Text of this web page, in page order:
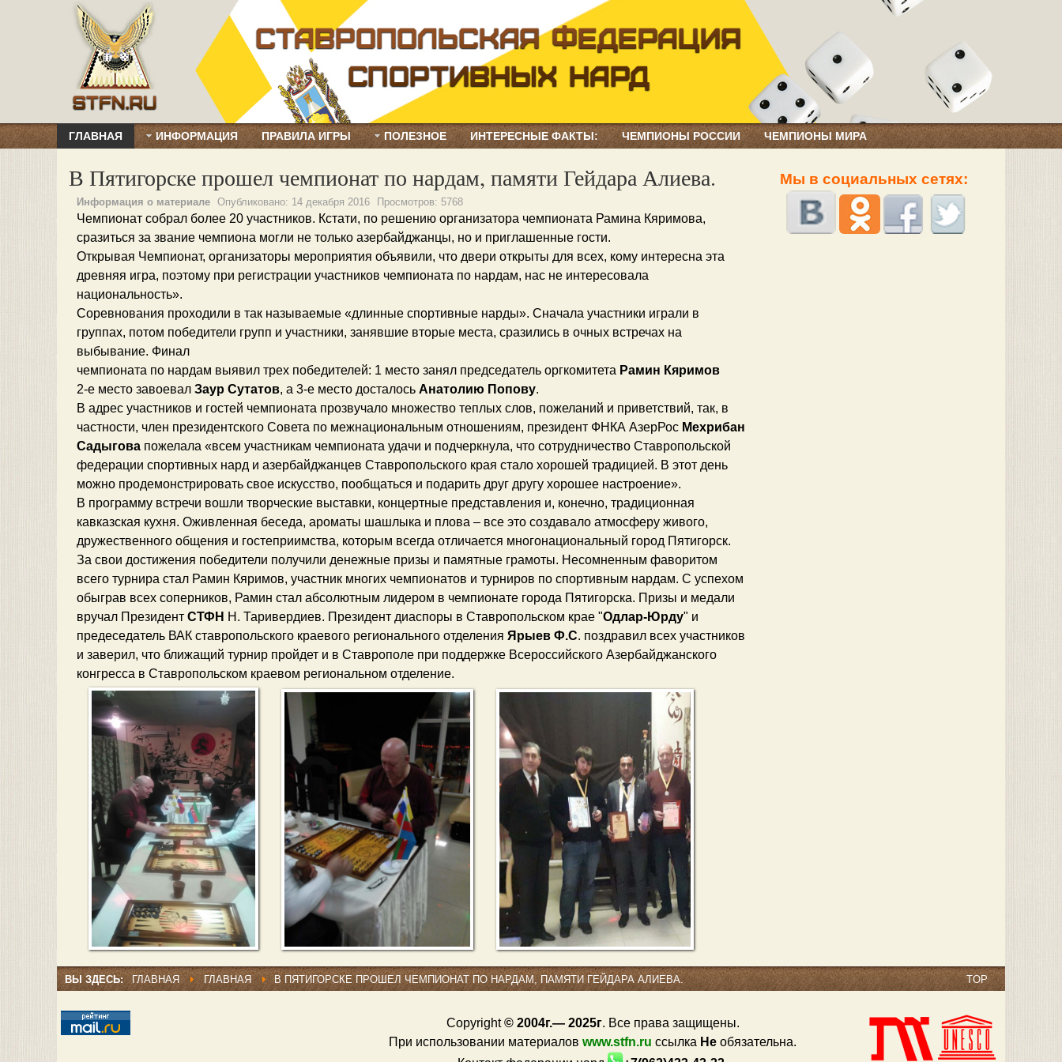
ГЛАВНАЯ ИНФОРМАЦИЯ ПРАВИЛА ИГРЫ ПОЛЕЗНОЕ ИНТЕРЕСНЫЕ ФАКТЫ: ЧЕМПИОНЫ РОССИИ ЧЕМПИОНЫ МИРА
В Пятигорске прошел чемпионат по нардам, памяти Гейдара Алиева.
Информация о материале Опубликовано: 14 декабря 2016 Просмотров: 5768
Чемпионат собрал более 20 участников. Кстати, по решению организатора чемпионата Рамина Кяримова,
сразиться за звание чемпиона могли не только азербайджанцы, но и приглашенные гости.
Открывая Чемпионат, организаторы мероприятия объявили, что двери открыты для всех, кому интересна эта
древняя игра, поэтому при регистрации участников чемпионата по нардам, нас не интересовала
национальность».
Соревнования проходили в так называемые «длинные спортивные нарды». Сначала участники играли в
группах, потом победители групп и участники, занявшие вторые места, сразились в очных встречах на
выбывание. Финал
чемпионата по нардам выявил трех победителей: 1 место занял председатель оргкомитета Рамин Кяримов
2-е место завоевал Заур Сутатов, а 3-е место досталось Анатолию Попову.
В адрес участников и гостей чемпионата прозвучало множество теплых слов, пожеланий и приветствий, так, в
частности, член президентского Совета по межнациональным отношениям, президент ФНКА АзерРос Мехрибан
Садыгова пожелала «всем участникам чемпионата удачи и подчеркнула, что сотрудничество Ставропольской
федерации спортивных нард и азербайджанцев Ставропольского края стало хорошей традицией. В этот день
можно продемонстрировать свое искусство, пообщаться и подарить друг другу хорошее настроение».
В программу встречи вошли творческие выставки, концертные представления и, конечно, традиционная
кавказская кухня. Оживленная беседа, ароматы шашлыка и плова – все это создавало атмосферу живого,
дружественного общения и гостеприимства, которым всегда отличается многонациональный город Пятигорск.
За свои достижения победители получили денежные призы и памятные грамоты. Несомненным фаворитом
всего турнира стал Рамин Кяримов, участник многих чемпионатов и турниров по спортивным нардам. С успехом
обыграв всех соперников, Рамин стал абсолютным лидером в чемпионате города Пятигорска. Призы и медали
вручал Президент СТФН Н. Таривердиев. Президент диаспоры в Ставропольском крае "Одлар-Юрду" и
предеседатель ВАК ставропольского краевого регионального отделения Ярыев Ф.С. поздравил всех участников
и заверил, что ближащий турнир пройдет и в Ставрополе при поддержке Всероссийского Азербайджанского
конгресса в Ставропольском краевом региональном отделение.
Мы в социальных сетях:
ВЫ ЗДЕСЬ: ГЛАВНАЯ ГЛАВНАЯ В ПЯТИГОРСКЕ ПРОШЕЛ ЧЕМПИОНАТ ПО НАРДАМ, ПАМЯТИ ГЕЙДАРА АЛИЕВА. TOP
Copyright© 2004г.— 2025г. Все права защищены.
При использовании материалов www.stfn.ru ссылка Не обязательна.